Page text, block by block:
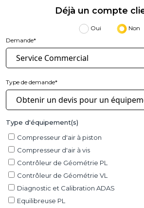
Déjà un compte
Oui
Non
Demande*
Type de demande*